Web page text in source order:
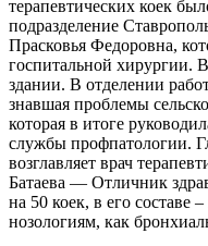
терапевтических коек
подразделение
Прасковья Федоровна,
госпитальной хирургии.
здании. В отделении
знавшая проблемы
которая в итоге
службы профпатологии.
возглавляет врач
Батаева — Отличник
на 50 коек, в его
нозологиям, как